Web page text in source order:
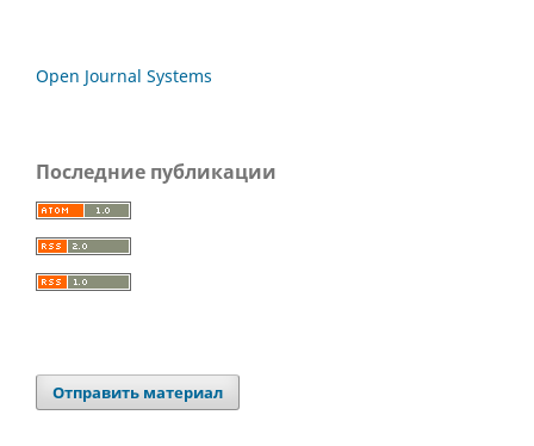
Open Journal Systems
Последние публикации
Отправить материал